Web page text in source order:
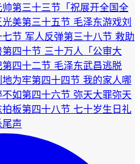
第三十三节「祝展开全国全
光美第三十五节 毛泽东游戏刘
七节 军人反弹第三十八节 救助
第四十节 三十万人「公审大
第四十二节 毛泽东武昌逃脱
为牢第四十四节 我的家人哪
如第四十六节 弥天大罪弥天
板第四十八节 七十岁生日礼
尾声